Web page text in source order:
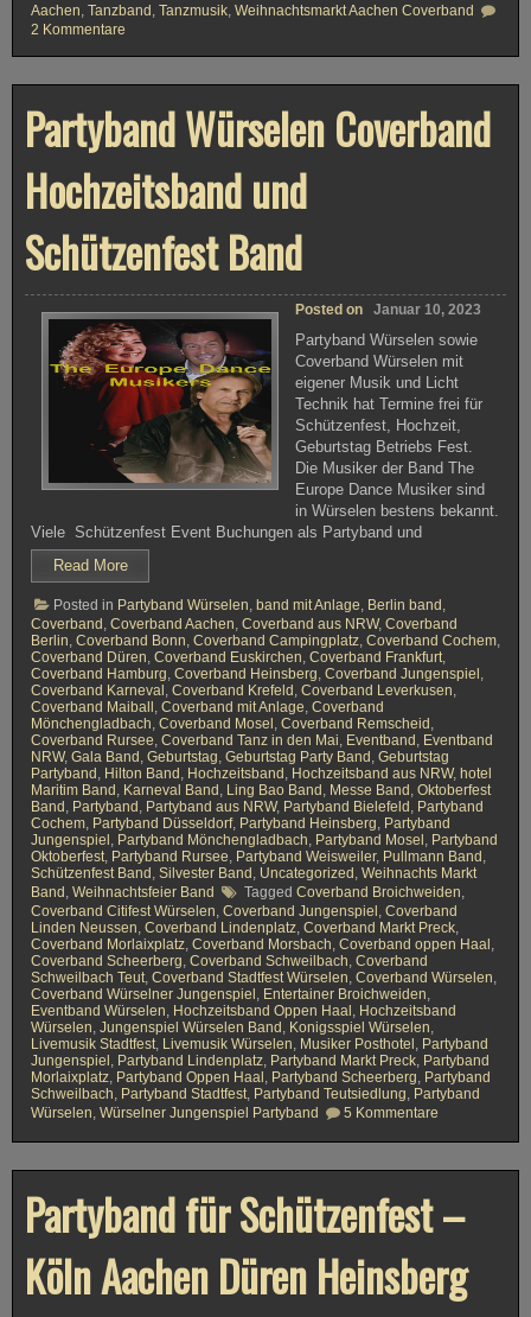
Aachen, Tanzband , Tanzmusik, Weihnachtsmarkt Aachen Coverband
2 Kommentare
y
b
n
d
S
h
ü
z
e
n
z
e
l
a
h
e
n
o
e
r
a
n
d
A
a
c
h
e
n
H
o
c
h
z
e
i
t
s
b
a
n
d
Partyband Würselen Coverband
Hochzeitsband und
Schützenfest Band
Posted on Januar 10, 2023
Partyband Würselen sowie
Coverband Würselen mit
eigener Musik und Licht
Technik hat Termine frei für
Schützenfest, Hochzeit,
Geburtstag Betriebs Fest.
Die Musiker der Band The
Europe Dance Musiker sind
in Würselen bestens bekannt.
Viele Schützenfest Event Buchungen als Partyband und
Read More
Posted in Partyband Würselen, band mit Anlage, Berlin band ,
Coverband , Coverband Aachen, Coverband aus NRW, Coverband
Berlin, Coverband Bonn, Coverband Campingplatz, Coverband Cochem,
Coverband Düren, Coverband Euskirchen, Coverband Frankfurt,
Coverband Hamburg, Coverband Heinsberg, Coverband Jungenspiel ,
Coverband Karneval , Coverband Krefeld , Coverband Leverkusen,
Coverband Maiball , Coverband mit Anlage, Coverband
Mönchengladbach, Coverband Mosel , Coverband Remscheid ,
Coverband Rursee, Coverband Tanz in den Mai, Eventband , Eventband
NRW, Gala Band , Geburtstag, Geburtstag Party Band , Geburtstag
Partyband , Hilton Band , Hochzeitsband , Hochzeitsband aus NRW, hotel
Maritim Band , Karneval Band , Ling Bao Band , Messe Band , Oktoberfest
Band , Partyband , Partyband aus NRW, Partyband Bielefeld , Partyband
Cochem, Partyband Düsseldorf, Partyband Heinsberg, Partyband
Jungenspiel , Partyband Mönchengladbach, Partyband Mosel , Partyband
Oktoberfest, Partyband Rursee, Partyband Weisweiler, Pullmann Band ,
Schützenfest Band , Silvester Band , Uncategorized , Weihnachts Markt
Band , Weihnachtsfeier Band Tagged Coverband Broichweiden,
Coverband Citifest Würselen, Coverband Jungenspiel , Coverband
Linden Neussen, Coverband Lindenplatz, Coverband Markt Preck,
Coverband Morlaixplatz, Coverband Morsbach, Coverband oppen Haal ,
Coverband Scheerberg, Coverband Schweilbach, Coverband
Schweilbach Teut, Coverband Stadtfest Würselen, Coverband Würselen,
Coverband Würselner Jungenspiel , Entertainer Broichweiden,
Eventband Würselen, Hochzeitsband Oppen Haal , Hochzeitsband
Würselen, Jungenspiel Würselen Band , Konigsspiel Würselen,
Livemusik Stadtfest, Livemusik Würselen, Musiker Posthotel , Partyband
Jungenspiel , Partyband Lindenplatz, Partyband Markt Preck, Partyband
Morlaixplatz, Partyband Oppen Haal , Partyband Scheerberg, Partyband
Schweilbach, Partyband Stadtfest, Partyband Teutsiedlung, Partyband
Würselen, Würselner Jungenspiel Partyband 5 Kommentare
P
b
d
W
Partyband für Schützenfest –
Köln Aachen Düren Heinsberg